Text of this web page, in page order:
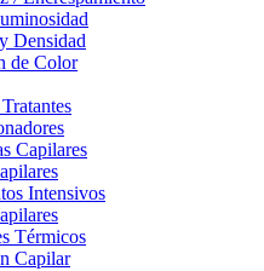
Densidad
de Color
Capilares
Intensivos
Térmicos
Capilar